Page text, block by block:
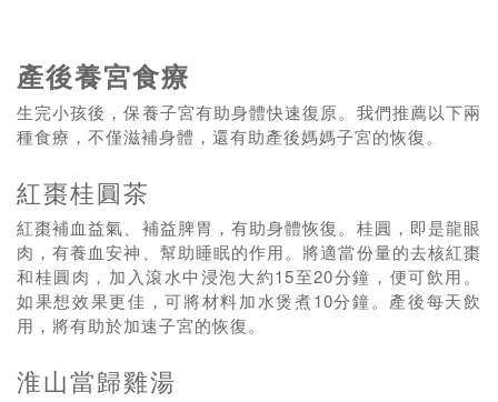
產後養宮食療
生完小孩後，保養子宮有助身體快速復原。我們推薦以下兩
種食療，不僅滋補身體，還有助產後媽媽子宮的恢復。
紅棗桂圓茶
紅棗補血益氣、補益脾胃，有助身體恢復。桂圓，即是龍眼
肉，有養血安神、幫助睡眠的作用。將適當份量的去核紅棗
和桂圓肉，加入滾水中浸泡大約15至20分鐘，便可飲用。
如果想效果更佳，可將材料加水煲煮10分鐘。產後每天飲
用，將有助於加速子宮的恢復。
淮山當歸雞湯